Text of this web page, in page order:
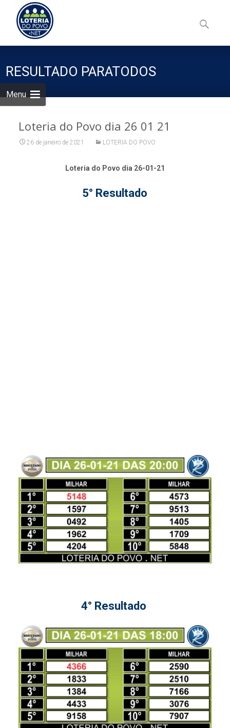
Menu
to
content
por:
RESULTADO PARATODOS
Loteria do Povo dia 26 01 21
26 de janeiro de 2021 LOTERIA DO POVO
Loteria do Povo dia 26-01-21
5° Resultado
4° Resultado